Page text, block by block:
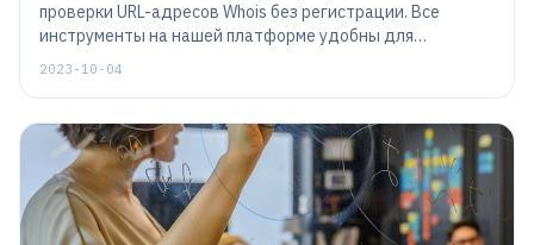
проверки URL-адресов Whois без регистрации. Все
инструменты на нашей платформе удобны для
начинающих и просты в использовании.
2023-10-04